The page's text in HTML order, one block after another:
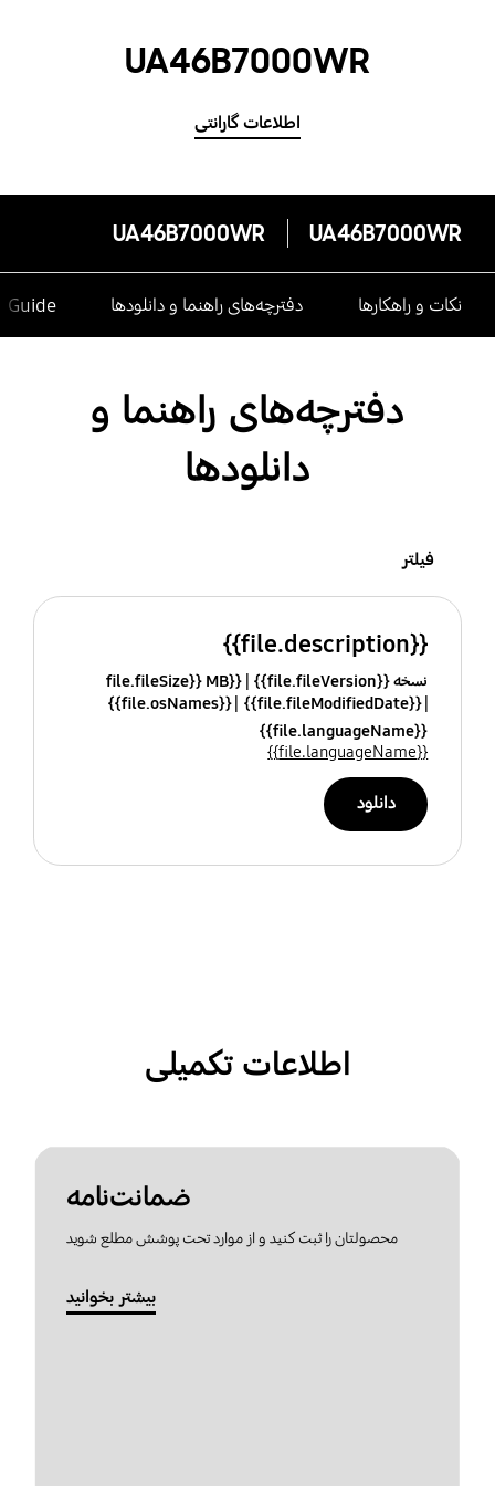
UA46B7000WR
اطلاعات گارانتی
UA46B7000WR
UA46B7000WR
نکات و راهکارها دفترچه‌های راهنما و دانلودها
دفترچه‌های راهنما و
دانلودها
فیلتر
{{file.description}}
نسخه {{file.fileVersion}}
{{file.fileSize}} MB
{{file.fileModifiedDate}}
{{file.osNames}}
{{file.languageName}}
{{file.languageName}}
دانلود
اطلاعات تکمیلی
ضمانت‌نامه
محصولتان را ثبت کنید و از موارد تحت پوشش مطلع شوید
بیشتر بخوانید